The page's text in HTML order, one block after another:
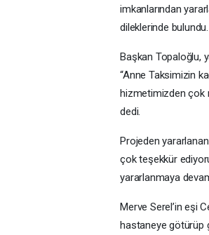
imkanlarından
dileklerinde bulundu.
Başkan Topaloğlu,
“Anne Taksimizin
hizmetimizden çok
dedi.
Projeden
çok teşekkür
yararlanmaya
Merve Serel’in eşi
hastaneye götürüp